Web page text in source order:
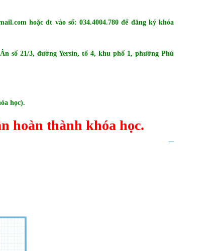
hoặc đt vào số: 034.4004.780 để đăng ký khóa
số 21/3, đường Yersin, tổ 4, khu phố 1, phường Phú
học).
hoàn thành khóa học.